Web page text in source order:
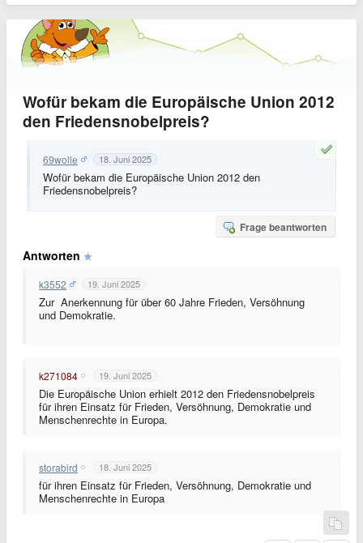
Wofür bekam die Europäische Union 2012
den Friedensnobelpreis?
69wolle 18. Juni 2025
Wofür bekam die Europäische Union 2012 den
Friedensnobelpreis?
Frage beantworten
Antworten
k3552 19. Juni 2025
Zur Anerkennung für über 60 Jahre Frieden, Versöhnung
und Demokratie.
k271084 19. Juni 2025
Die Europäische Union erhielt 2012 den Friedensnobelpreis
für ihren Einsatz für Frieden, Versöhnung, Demokratie und
Menschenrechte in Europa.
storabird 18. Juni 2025
für ihren Einsatz für Frieden, Versöhnung, Demokratie und
Menschenrechte in Europa